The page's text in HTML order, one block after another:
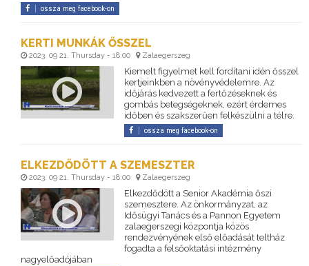
ossza meg facebook-on
KERTI MUNKÁK ŐSSZEL
2023. 09 21. Thursday - 18:00 Zalaegerszeg
Kiemelt figyelmet kell fordítani idén ősszel
kertjeinkben a növényvédelemre. Az
időjárás kedvezett a fertőzéseknek és
gombás betegségeknek, ezért érdemes
időben és szakszerűen felkészülni a télre.
ossza meg facebook-on
ELKEZDŐDÖTT A SZEMESZTER
2023. 09 21. Thursday - 18:00 Zalaegerszeg
Elkezdődött a Senior Akadémia őszi
szemesztere. Az önkormányzat, az
Idősügyi Tanács és a Pannon Egyetem
zalaegerszegi központja közös
rendezvényének első előadását teltház
fogadta a felsőoktatási intézmény
nagyelőadójában